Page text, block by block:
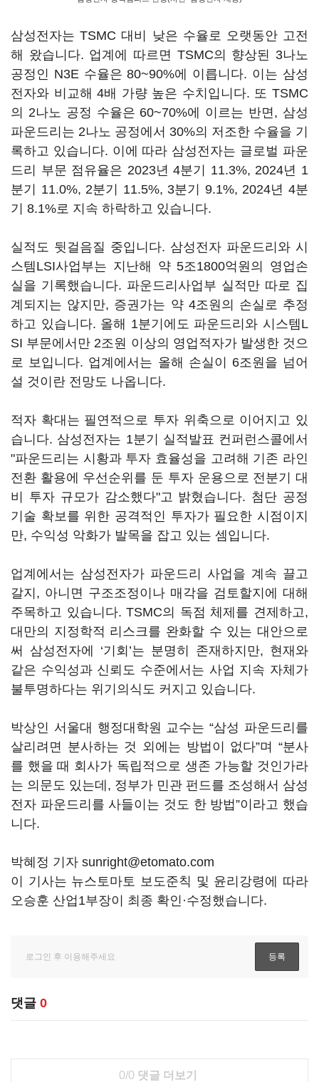
삼성전자는 TSMC 대비 낮은 수율로 오랫동안 고전
해 왔습니다. 업계에 따르면 TSMC의 향상된 3나노
공정인 N3E 수율은 80~90%에 이릅니다. 이는 삼성
전자와 비교해 4배 가량 높은 수치입니다. 또 TSMC
의 2나노 공정 수율은 60~70%에 이르는 반면, 삼성
파운드리는 2나노 공정에서 30%의 저조한 수율을 기
록하고 있습니다. 이에 따라 삼성전자는 글로벌 파운
드리 부문 점유율은 2023년 4분기 11.3%, 2024년 1
분기 11.0%, 2분기 11.5%, 3분기 9.1%, 2024년 4분
기 8.1%로 지속 하락하고 있습니다.
실적도 뒷걸음질 중입니다. 삼성전자 파운드리와 시
스템LSI사업부는 지난해 약 5조1800억원의 영업손
실을 기록했습니다. 파운드리사업부 실적만 따로 집
계되지는 않지만, 증권가는 약 4조원의 손실로 추정
하고 있습니다. 올해 1분기에도 파운드리와 시스템L
SI 부문에서만 2조원 이상의 영업적자가 발생한 것으
로 보입니다. 업계에서는 올해 손실이 6조원을 넘어
설 것이란 전망도 나옵니다.
적자 확대는 필연적으로 투자 위축으로 이어지고 있
습니다. 삼성전자는 1분기 실적발표 컨퍼런스콜에서
"파운드리는 시황과 투자 효율성을 고려해 기존 라인
전환 활용에 우선순위를 둔 투자 운용으로 전분기 대
비 투자 규모가 감소했다"고 밝혔습니다. 첨단 공정
기술 확보를 위한 공격적인 투자가 필요한 시점이지
만, 수익성 악화가 발목을 잡고 있는 셈입니다.
업계에서는 삼성전자가 파운드리 사업을 계속 끌고
갈지, 아니면 구조조정이나 매각을 검토할지에 대해
주목하고 있습니다. TSMC의 독점 체제를 견제하고,
대만의 지정학적 리스크를 완화할 수 있는 대안으로
써 삼성전자에 ‘기회’는 분명히 존재하지만, 현재와
같은 수익성과 신뢰도 수준에서는 사업 지속 자체가
불투명하다는 위기의식도 커지고 있습니다.
박상인 서울대 행정대학원 교수는 “삼성 파운드리를
살리려면 분사하는 것 외에는 방법이 없다”며 “분사
를 했을 때 회사가 독립적으로 생존 가능할 것인가라
는 의문도 있는데, 정부가 민관 펀드를 조성해서 삼성
전자 파운드리를 사들이는 것도 한 방법”이라고 했습
니다.
박혜정 기자 sunright@etomato.com
이 기사는 뉴스토마토 보도준칙 및 윤리강령에 따라
오승훈 산업1부장이 최종 확인·수정했습니다.
댓글 0
0/0 댓글 더보기